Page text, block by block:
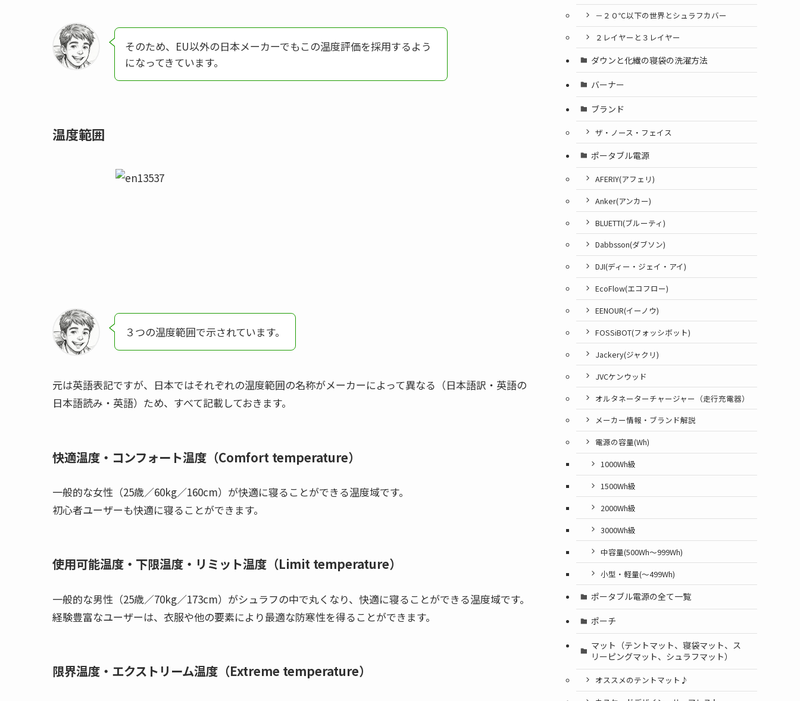
そのため、EU以外の日本メーカーでもこの温度評価を採用するよう
になってきています。
温度範囲
３つの温度範囲で示されています。
元は英語表記ですが、日本ではそれぞれの温度範囲の名称がメーカーによって異なる（日本語訳・英語の
日本語読み・英語）ため、すべて記載しておきます。
快適温度・コンフォート温度（Comfort temperature）
一般的な女性（25歳／60kg／160cm）が快適に寝ることができる温度域です。
初心者ユーザーも快適に寝ることができます。
使用可能温度・下限温度・リミット温度（Limit temperature）
一般的な男性（25歳／70kg／173cm）がシュラフの中で丸くなり、快適に寝ることができる温度域です。
経験豊富なユーザーは、衣服や他の要素により最適な防寒性を得ることができます。
限界温度・エクストリーム温度（Extreme temperature）
－２０℃以下の世界とシュラフカバー
２レイヤーと３レイヤー
ダウンと化繊の寝袋の洗濯方法
バーナー
ブランド
ザ・ノース・フェイス
ポータブル電源
AFERIY(アフェリ)
Anker(アンカー)
BLUETTI(ブルーティ)
Dabbsson(ダブソン)
DJI(ディー・ジェイ・アイ)
EcoFlow(エコフロー)
EENOUR(イーノウ)
FOSSiBOT(フォッシボット)
Jackery(ジャクリ)
JVCケンウッド
オルタネーターチャージャー（走行充電器）
メーカー情報・ブランド解説
電源の容量(Wh)
1000Wh級
1500Wh級
2000Wh級
3000Wh級
中容量(500Wh～999Wh)
小型・軽量(〜499Wh)
ポータブル電源の全て一覧
ポーチ
マット（テントマット、寝袋マット、ス
リーピングマット、シュラフマット）
オススメのテントマット♪